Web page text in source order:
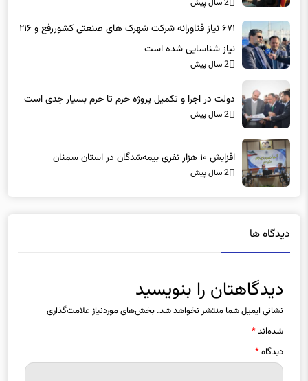
سمنان است
2 سال پیش
نیاز شناسایی شده است
دولت در اجرا و تکمیل پروژه حرم تا حرم بسیار جدی است
افزایش ۱۰ هزار نفری بیمه‌شدگان در استان سمنان
دیدگاه ها
دیدگاهتان را بنویسید
نشانی ایمیل شما منتشر نخواهد شد.
شده‌اند*
دیدگاه